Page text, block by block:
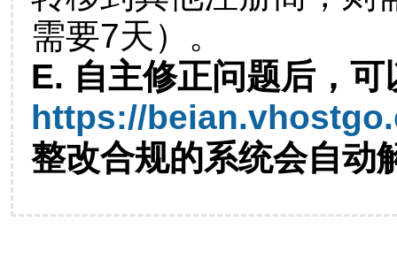
需要7天）。
E. 自主修正问题后，可
https://
整改合规的系统会自动